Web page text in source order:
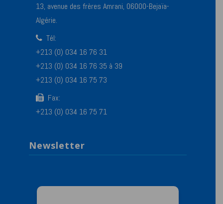
13, avenue des frères Amrani, 06000-Bejaïa-
Algérie.
Tél:
+213 (0) 034 16 76 31
+213 (0) 034 16 76 35 à 39
+213 (0) 034 16 75 73
Fax:
+213 (0) 034 16 75 71
Newsletter